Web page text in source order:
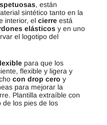
, están
sintético tanto en la
interior, el cierre está
elásticos y en uno
el logotipo del
para que los
flexible y ligera y
con drop cero y
para mejorar la
Plantilla extraíble con
de los pies de los